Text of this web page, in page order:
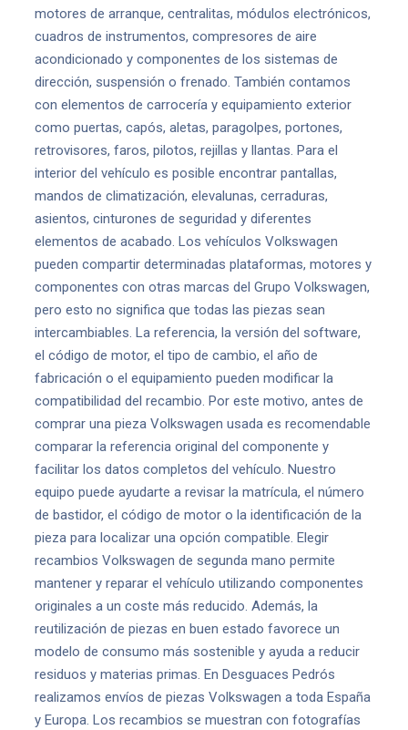
motores de arranque, centralitas, módulos electrónicos,
cuadros de instrumentos, compresores de aire
acondicionado y componentes de los sistemas de
dirección, suspensión o frenado. También contamos
con elementos de carrocería y equipamiento exterior
como puertas, capós, aletas, paragolpes, portones,
retrovisores, faros, pilotos, rejillas y llantas. Para el
interior del vehículo es posible encontrar pantallas,
mandos de climatización, elevalunas, cerraduras,
asientos, cinturones de seguridad y diferentes
elementos de acabado. Los vehículos Volkswagen
pueden compartir determinadas plataformas, motores y
componentes con otras marcas del Grupo Volkswagen,
pero esto no significa que todas las piezas sean
intercambiables. La referencia, la versión del software,
el código de motor, el tipo de cambio, el año de
fabricación o el equipamiento pueden modificar la
compatibilidad del recambio. Por este motivo, antes de
comprar una pieza Volkswagen usada es recomendable
comparar la referencia original del componente y
facilitar los datos completos del vehículo. Nuestro
equipo puede ayudarte a revisar la matrícula, el número
de bastidor, el código de motor o la identificación de la
pieza para localizar una opción compatible. Elegir
recambios Volkswagen de segunda mano permite
mantener y reparar el vehículo utilizando componentes
originales a un coste más reducido. Además, la
reutilización de piezas en buen estado favorece un
modelo de consumo más sostenible y ayuda a reducir
residuos y materias primas. En Desguaces Pedrós
realizamos envíos de piezas Volkswagen a toda España
y Europa. Los recambios se muestran con fotografías